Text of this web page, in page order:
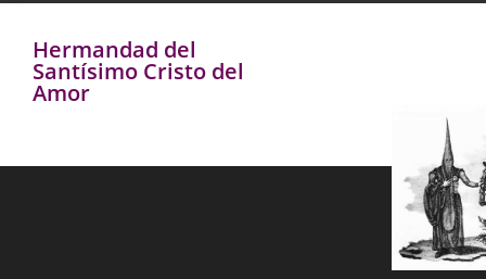
Hermandad del
Santísimo Cristo del
Amor